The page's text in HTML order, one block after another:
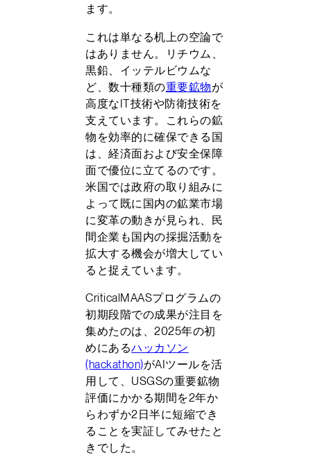
ます。
これは単なる机上の空論で
はありません。リチウム、
黒鉛、イッテルビウムな
ど、数十種類の重要鉱物が
高度なIT技術や防衛技術を
支えています。これらの鉱
物を効率的に確保できる国
は、経済面および安全保障
面で優位に立てるのです。
米国では政府の取り組みに
よって既に国内の鉱業市場
に変革の動きが見られ、民
間企業も国内の採掘活動を
拡大する機会が増大してい
ると捉えています。
CriticalMAASプログラムの
初期段階での成果が注目を
集めたのは、2025年の初
めにあるハッカソン
(hackathon)がAIツールを活
用して、USGSの重要鉱物
評価にかかる期間を2年か
らわずか2日半に短縮でき
ることを実証してみせたと
きでした。